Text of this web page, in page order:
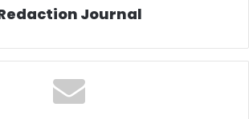
Journal